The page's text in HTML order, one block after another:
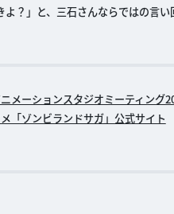
？」と、三石さんならではの言い
ニメーションスタジオミーティング
「ゾンビランドサガ」公式サイト